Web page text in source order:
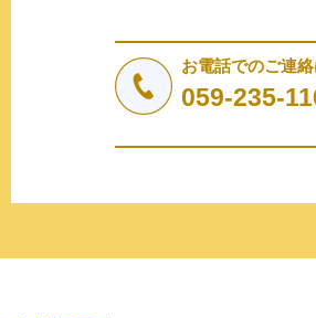
法令により許された場合を除き、個人
しません。
a.応募者等からのお問い合わせに対
b.本ウェブサイトにおけるサービス
3. プライバシー尊重
お電話でのご連
059-235-